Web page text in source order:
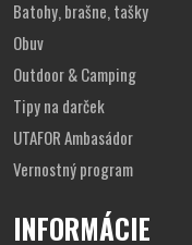
Batohy, brašne, tašky
Obuv
Outdoor & Camping
Tipy na darček
UTAFOR Ambasádor
Vernostný program
INFORMÁCIE